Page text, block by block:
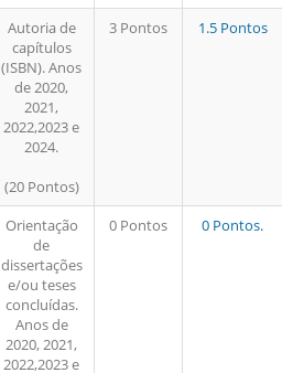
Autoria de
capítulos
(ISBN). Anos
de 2020,
2021,
2022,2023 e
2024.
(20 Pontos)
3 Pontos 1.5 Pontos
Orientação
de
dissertações
e/ou teses
concluídas.
Anos de
2020, 2021,
2022,2023 e
0 Pontos 0 Pontos.